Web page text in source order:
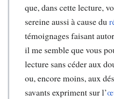
que, dans cette lecture,
sereine aussi à cause du
témoignages faisant
il me semble que vous
lecture sans céder aux
ou, encore moins, aux
savants expriment sur l’